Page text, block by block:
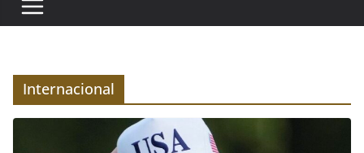
Internacional